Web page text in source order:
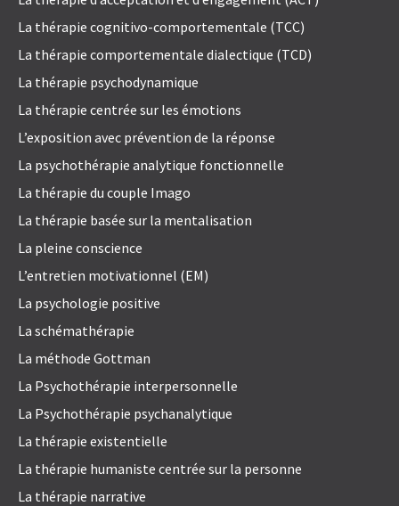
La thérapie cognitivo-comportementale (TCC)
La thérapie comportementale dialectique (TCD)
La thérapie psychodynamique
La thérapie centrée sur les émotions
L’exposition avec prévention de la réponse
La psychothérapie analytique fonctionnelle
La thérapie du couple Imago
La thérapie basée sur la mentalisation
La pleine conscience
L’entretien motivationnel (EM)
La psychologie positive
La schémathérapie
La méthode Gottman
La Psychothérapie interpersonnelle
La Psychothérapie psychanalytique
La thérapie existentielle
La thérapie humaniste centrée sur la personne
La thérapie narrative